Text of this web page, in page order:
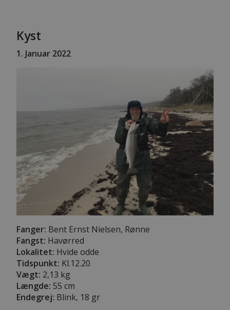
Kyst
1. Januar 2022
Fanger: Bent Ernst Nielsen, Rønne
Fangst: Havørred
Lokalitet: Hvide odde
Tidspunkt: Kl.12.20
Vægt: 2,13 kg
Længde: 55 cm
Endegrej: Blink, 18 gr